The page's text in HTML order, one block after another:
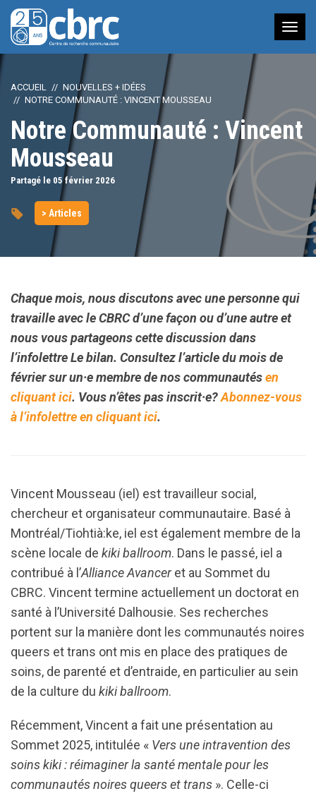
à
ACCUEIL
NOUVELLES + IDÉES
NOTRE COMMUNAUTÉ : VINCENT MOUSSEAU
Notre Communauté : Vincent
Mousseau
Partagé le 05février 2026
> Articles
Chaque mois, nous discutons avec une personne qui
travaille avec le CBRC d’une façon ou d’une autre et
nous vous partageons cette discussion dans
l’infolettre Le bilan. Consultez l’article du mois de
février sur un·e membre de nos communautésen
cliquant ici. Vous n’êtes pas inscrit·e?Abonnez-vous
à l’infolettre en cliquant ici.
Vincent Mousseau (iel) est travailleur social,
chercheur et organisateur communautaire. Basé à
Montréal/Tiohtià:ke, iel est également membre de la
scène locale de kiki ballroom. Dans le passé, iel a
contribué à l’Alliance Avanceret au Sommet du
CBRC. Vincent termine actuellement un doctorat en
santé à l’Université Dalhousie. Ses recherches
portent sur la manière dont les communautés noires
queers et trans ont mis en place des pratiques de
soins, de parenté et d’entraide, en particulier au sein
de la culture du kiki ballroom.
Récemment, Vincent a fait une présentation au
Sommet 2025, intitulée « Vers une intravention des
soins kiki : réimaginer la santé mentale pour les
communautés noires queers et trans ». Celle-ci